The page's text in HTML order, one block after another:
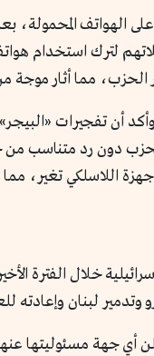
الهواتف المحمولة،
لترك استخدام
مما أثار
أن تفجيرات
دون رد متناسب من
خلال الفترة
وتدمير لبنان وإعادته
جهة مسئوليتها